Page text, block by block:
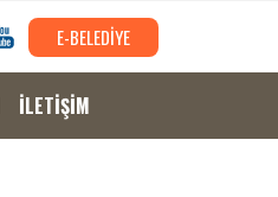
E-BELEDİYE
İLETİŞİM